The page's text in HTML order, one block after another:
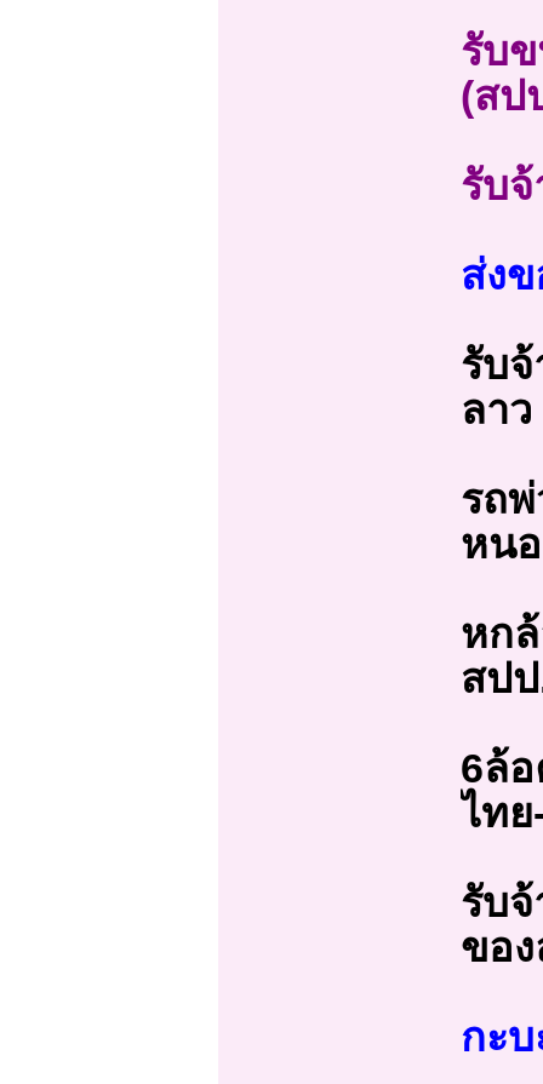
รับ
(สป
รับ
ส่ง
รับ
ลา
รถ
หน
หก
สป
6ล้
ไทย
รับ
ขอ
กะบ